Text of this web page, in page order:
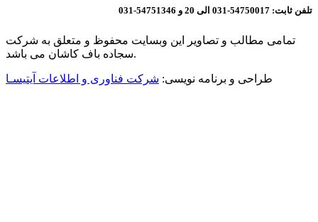
تلفن ثابت: 54750017-031 الی 20 و 54751346-031
تمامی مطالب و تصاویر این وبسایت محفوظ و متعلق به شرکت
سجاده باف کاشان می باشد.
طراحی و برنامه نویسی: شرکت فناوری و اطلاعات آیتیسـا